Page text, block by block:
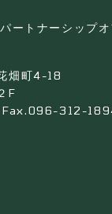
ートナーシップ
畑町4-18
F
312-